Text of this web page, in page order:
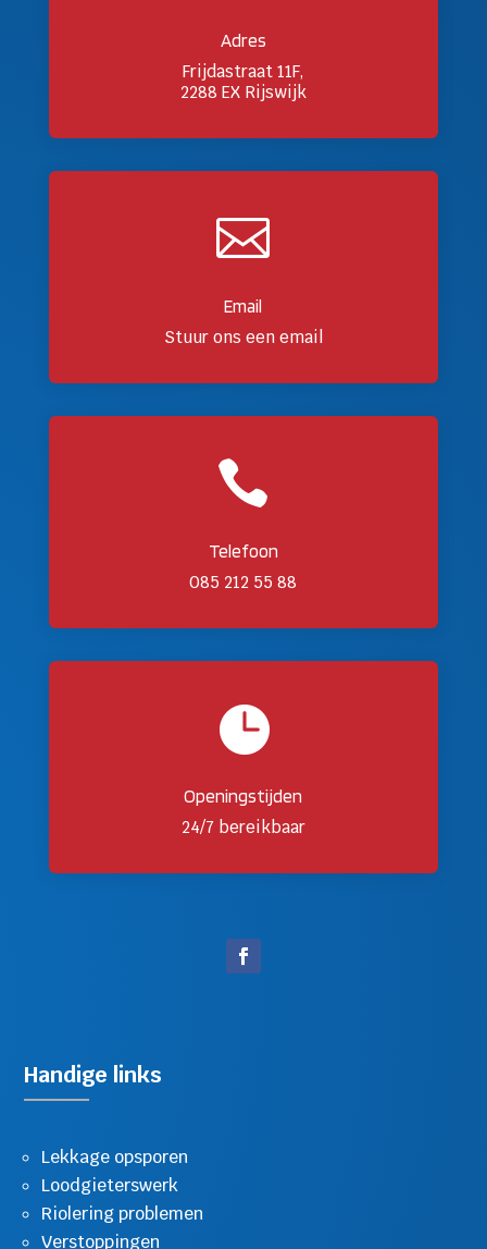
Adres
Frijdastraat 11F,
2288 EX Rijswijk

Email
Stuur ons een email

Telefoon
085 212 55 88

Openingstijden
24/7 bereikbaar
Handige links
Lekkage opsporen
Loodgieterswerk
Riolering problemen
Verstoppingen